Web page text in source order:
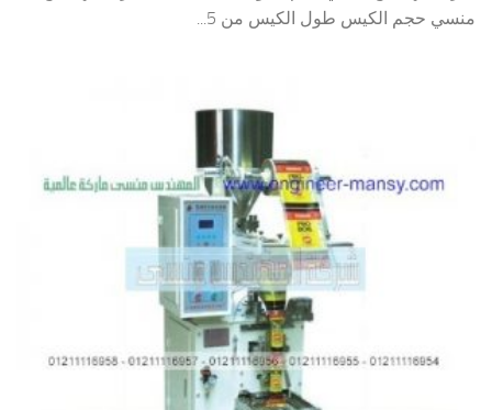
منسي حجم الكيس طول الكيس من 5...